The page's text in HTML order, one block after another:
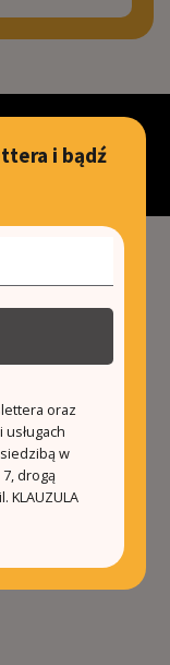
House
i bądź
oraz
siedzibą w
drogą
KLAUZULA